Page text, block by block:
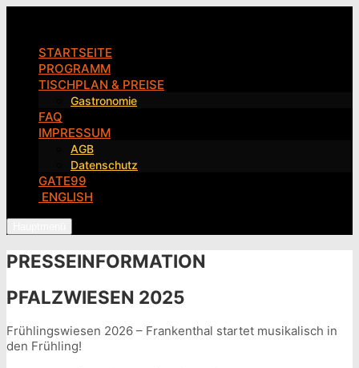
STARTSEITE
PROGRAMM
TISCHPLAN & PREISE
Gastronomie
FAQ
IMPRESSUM
AGB
Datenschutz
GATE99
ENGLISH
PRESSEINFORMATION
PFALZWIESEN 2025​
Frühlingswiesen 2026 – Frankenthal startet musikalisch in
den Frühling!